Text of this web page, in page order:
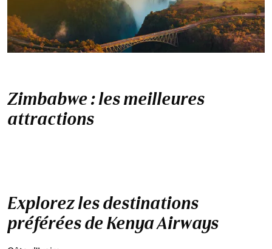
Zimbabwe : les meilleures
attractions
Explorez les destinations
préférées de Kenya Airways